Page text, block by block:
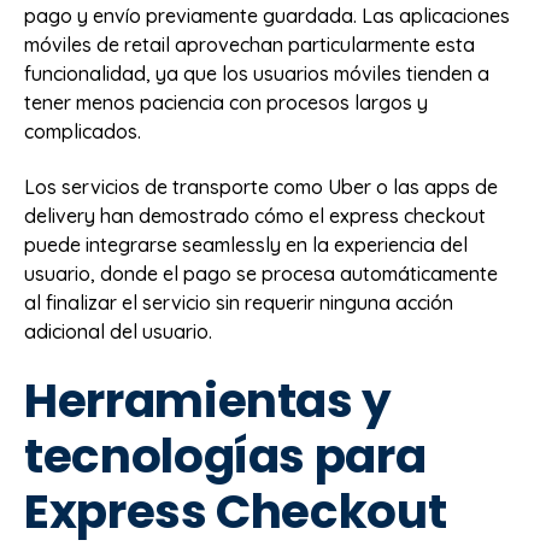
pago y envío previamente guardada. Las aplicaciones
móviles de retail aprovechan particularmente esta
funcionalidad, ya que los usuarios móviles tienden a
tener menos paciencia con procesos largos y
complicados.
Los servicios de transporte como Uber o las apps de
delivery han demostrado cómo el express checkout
puede integrarse seamlessly en la experiencia del
usuario, donde el pago se procesa automáticamente
al finalizar el servicio sin requerir ninguna acción
adicional del usuario.
Herramientas y
tecnologías para
Express Checkout